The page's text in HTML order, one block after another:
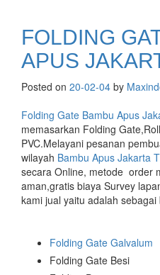
FOLDING
APUS
Posted on 20-02-04 by
Folding Gate Bambu Apus
memasarkan Folding
PVC.Melayani pesanan
wilayah Bambu Apus Jakarta
secara Online, metode order
aman,gratis biaya Survey
kami jual yaitu adalah sebagai
Folding Gate Galvalum
Folding Gate Besi